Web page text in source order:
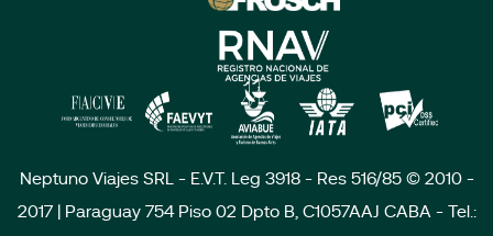
Neptuno Viajes SRL - E.V.T. Leg 3918 - Res 516/85 © 2010 -
2017 | Paraguay 754 Piso 02 Dpto B, C1057AAJ CABA - Tel.: